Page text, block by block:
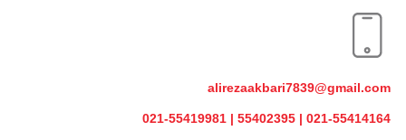
alirezaakbari7839@gmail.com
021-55414164 | 55402395 | 021-55419981